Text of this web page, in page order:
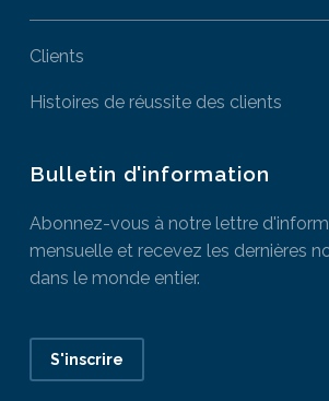
Clients
Histoires de réussite des clients
Bulletin d'information
Abonnez-vous à notre lettre
mensuelle et recevez les dernières
dans le monde entier.
S'inscrire